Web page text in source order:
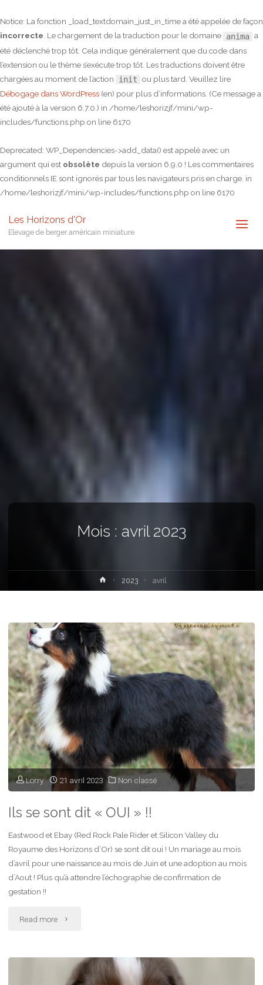
Notice: La fonction _load_textdomain_just_in_time a été appelée de façon
incorrecte . Le chargement de la traduction pour le domaine anima a
été déclenché trop tôt. Cela indique généralement que du code dans
l’extension ou le thème s’exécute trop tôt. Les traductions doivent être
chargées au moment de l’action
init ou plus tard. Veuillez lire
Débogage dans WordPress (en) pour plus d’informations. (Ce message a
été ajouté à la version 6.7.0.) in /home/leshorizjf/mini/wp-
includes/functions.php on line 6170
Deprecated: WP_Dependencies->add_data() est appelé avec un
argument qui est obsolète depuis la version 6.9.0 ! Les commentaires
conditionnels IE sont ignorés par tous les navigateurs pris en charge. in
/home/leshorizjf/mini/wp-includes/functions.php on line 6170
Les Horizons d'Or
Elevage de berger américain miniature
Mois : avril 2023
Home2023 avril
Lorry 21 avril 2023 Non classé
Ils se sont dit « OUI » !!
Eastwood et Ebay (Red Rock Pale Rider et Silicon Valley du
Royaume des Horizons d’Or) se sont dit oui ! Un mariage au mois
d’avril pour une naissance au mois de Juin et une adoption au mois
d’Aout ! Plus qu’à attendre l’échographie de confirmation de
gestation !!
Read more "Ils
sont